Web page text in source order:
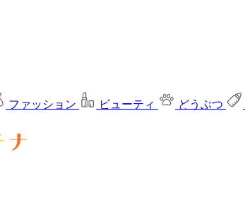
ファッション ビューティ どうぶつ